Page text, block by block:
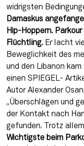
widrigsten
Damaskus
Hip-Hoppern.
Flüchtling. Er lacht
Beweglichkeit des
und den Libanon
einen SPIEGEL-
Autor Alexander
„Überschlägen und
der Kontakt nach
gefunden. Trotz
Wichtigste beim